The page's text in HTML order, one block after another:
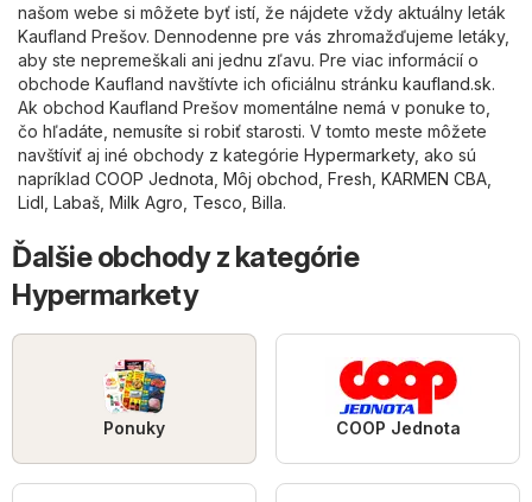
našom webe si môžete byť istí, že nájdete vždy aktuálny leták
Kaufland Prešov. Dennodenne pre vás zhromažďujeme letáky,
aby ste nepremeškali ani jednu zľavu. Pre viac informácií o
obchode Kaufland navštívte ich oficiálnu stránku kaufland.sk.
Ak obchod Kaufland Prešov momentálne nemá v ponuke to,
čo hľadáte, nemusíte si robiť starosti. V tomto meste môžete
navštíviť aj iné obchody z kategórie Hypermarkety, ako sú
napríklad COOP Jednota Môj obchod Fresh KARMEN CBA
Lidl Labaš Milk Agro Tesco Billa.
Ďalšie obchody z kategórie
Hypermarkety
Ponuky COOP Jednota